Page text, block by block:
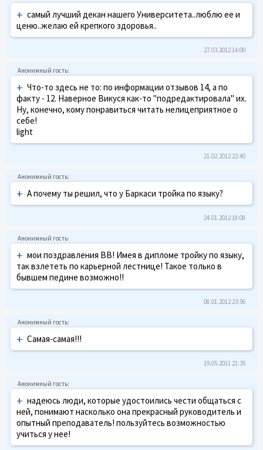
+ самый лучший декан нашего Университета..люблю ее и
ценю..желаю ей крепкого здоровья..
27.03.2012 14:00
+ Что-то здесь не то: по информации отзывов 14, а по
факту - 12. Наверное Викуся как-то "подредактировала" их.
Ну, конечно, кому понравиться читать нелицеприятное о
себе!
light
21.02.2012 22:40
+ А почему ты решил, что у Баркаси тройка по языку?
24.01.2012 18:08
+ мои поздравления ВВ! Имея в дипломе тройку по языку,
так взлететь по карьерной лестнице! Такое только в
бывшем педине возможно!!
08.01.2012 23:56
+ Самая-самая!!!
19.05.2011 21:35
+ надеюсь люди, которые удостоились чести общаться с
ней, понимают насколько она прекрасный руководитель и
опытный преподаватель! пользуйтесь возможностью
учиться у нее!